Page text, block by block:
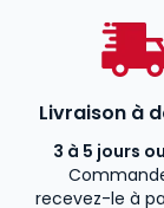
Livraison à
3 à 5 jours
recevez-le à